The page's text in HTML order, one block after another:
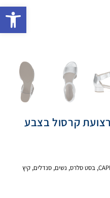
קרסול בצבע
, בסט סלרס, נשים, סנדלים, קיץ